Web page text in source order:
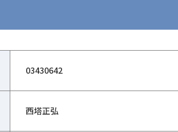
03430642
西塔正弘